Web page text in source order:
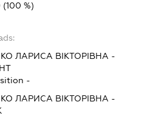
(100 %)
ЛАРИСА ВІКТОРІВНА -
-
ЛАРИСА ВІКТОРІВНА -